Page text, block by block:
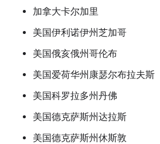
加拿大卡尔加里
美国伊利诺伊州芝加哥
美国俄亥俄州哥伦布
美国爱荷华州康瑟尔布拉夫斯
美国科罗拉多州丹佛
美国德克萨斯州达拉斯
美国德克萨斯州休斯敦